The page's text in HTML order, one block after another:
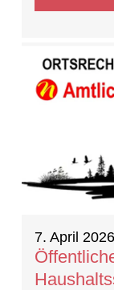
7. April 2026